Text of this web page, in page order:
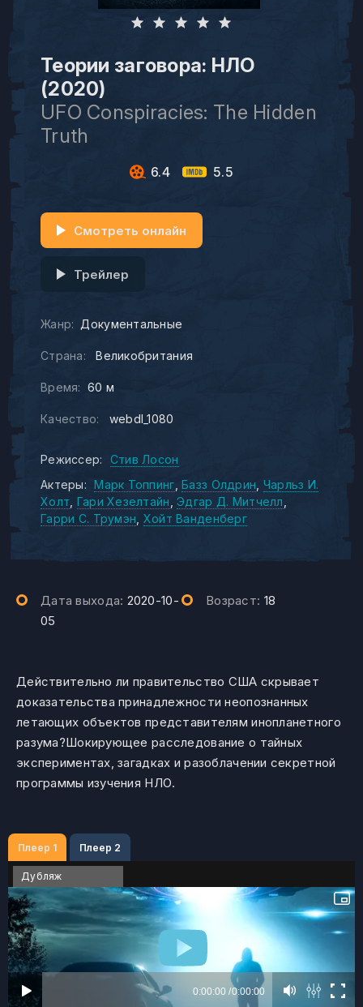
Теории заговора: НЛО
(2020)
UFO Conspiracies: The Hidden
Truth
6.4 5.5
Жанр: Документальные
Страна: Великобритания
Время: 60 м
Качество: webdl_1080
Смотреть онлайн
Трейлер
Режиссер:
Стив Лосон
Актеры:
Марк Топпинг Базз Олдрин Чарльз И.
Холт Гари Хезелтайн Эдгар Д. Митчелл
Гарри С. Трумэн Хойт Ванденберг
Дата выхода: 2020-10-
05
Возраст: 18
Действительно ли правительство США скрывает
доказательства принадлежности неопознанных
летающих объектов представителям инопланетного
разума?Шокирующее расследование о тайных
экспериментах, загадках и разоблачении секретной
программы изучения НЛО.
Плеер 1 Плеер 2
Дубляж